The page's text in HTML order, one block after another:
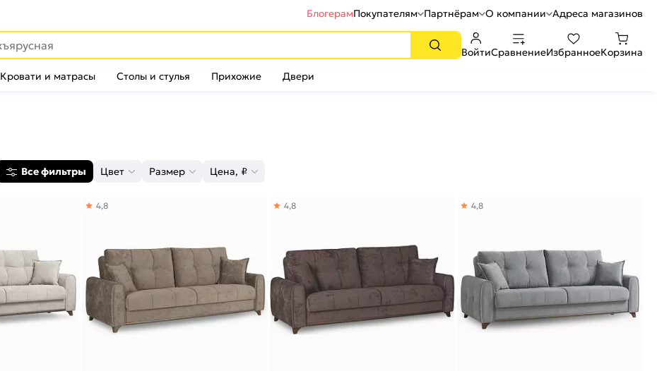
БлогерамПокупателям Партнёрам О компании Адреса магазинов
ВойтиСравнениеИзбранноеКорзина
Кровати и матрасы Столы и стулья Прихожие Двери
Все фильтры Цвет Размер Цена, ₽
4,8 4,8 4,8